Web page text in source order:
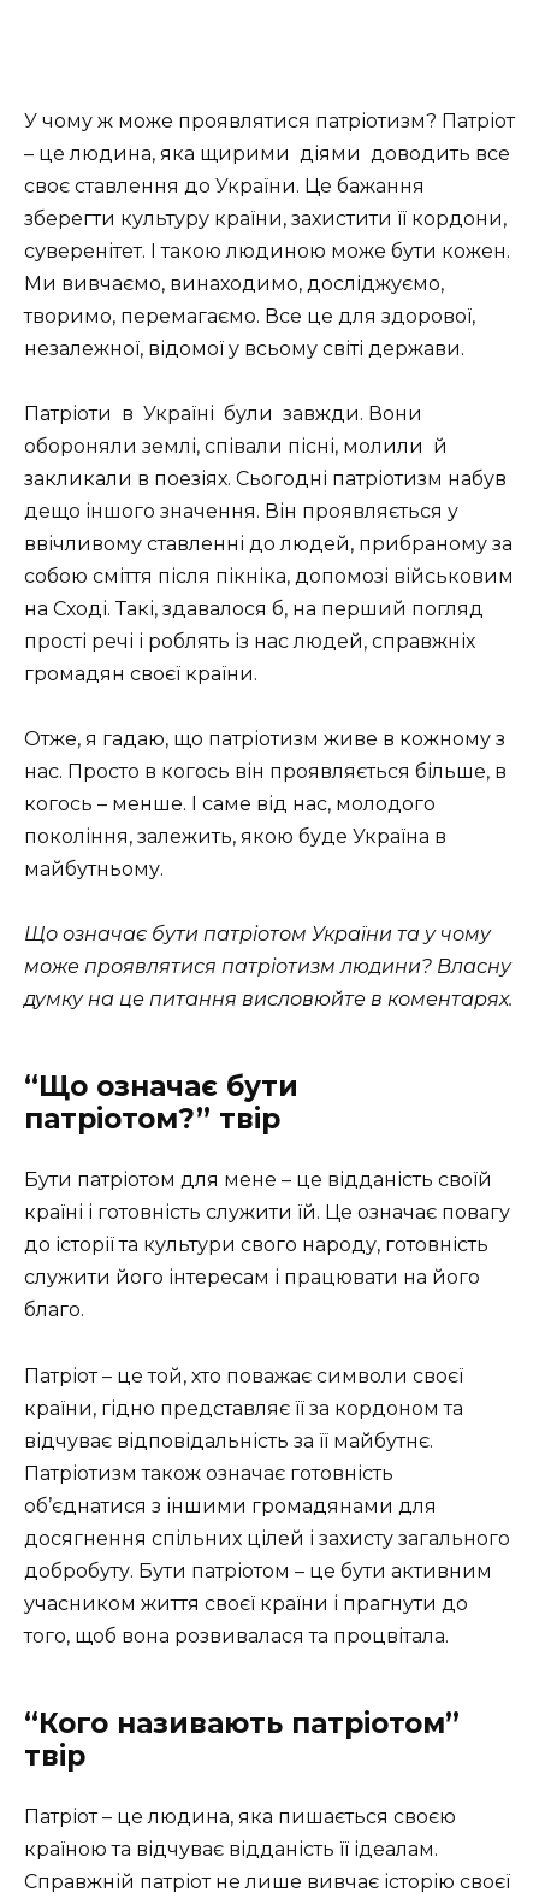
У чому ж може проявлятися патріотизм? Патріот
– це людина, яка щирими діями доводить все
своє ставлення до України. Це бажання
зберегти культуру країни, захистити її кордони,
суверенітет. І такою людиною може бути кожен.
Ми вивчаємо, винаходимо, досліджуємо,
творимо, перемагаємо. Все це для здорової,
незалежної, відомої у всьому світі держави.
Патріоти в Україні були завжди. Вони
обороняли землі, співали пісні, молили й
закликали в поезіях. Сьогодні патріотизм набув
дещо іншого значення. Він проявляється у
ввічливому ставленні до людей, прибраному за
собою сміття після пікніка, допомозі військовим
на Сході. Такі, здавалося б, на перший погляд
прості речі і роблять із нас людей, справжніх
громадян своєї країни.
Отже, я гадаю, що патріотизм живе в кожному з
нас. Просто в когось він проявляється більше, в
когось – менше. І саме від нас, молодого
покоління, залежить, якою буде Україна в
майбутньому.
Що означає бути патріотом України та у чому
може проявлятися патріотизм людини? Власну
думку на це питання висловюйте в коментарях.
“Що означає бути
патріотом?” твір
Бути патріотом для мене – це відданість своїй
країні і готовність служити їй. Це означає повагу
до історії та культури свого народу, готовність
служити його інтересам і працювати на його
благо.
Патріот – це той, хто поважає символи своєї
країни, гідно представляє її за кордоном та
відчуває відповідальність за її майбутнє.
Патріотизм також означає готовність
об’єднатися з іншими громадянами для
досягнення спільних цілей і захисту загального
добробуту. Бути патріотом – це бути активним
учасником життя своєї країни і прагнути до
того, щоб вона розвивалася та процвітала.
“Кого називають патріотом”
твір
Патріот – це людина, яка пишається своєю
країною та відчуває відданість її ідеалам.
Справжній патріот не лише вивчає історію своєї